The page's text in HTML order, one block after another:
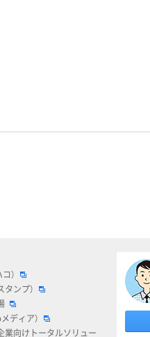
）
タンプ）
ディア）
業向けトータルソリュー